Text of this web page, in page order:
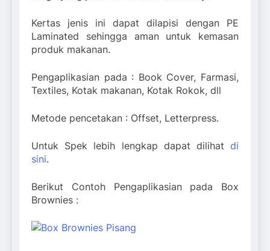
Kertas jenis ini dapat dilapisi dengan PE
Laminated sehingga aman untuk kemasan
produk makanan.
Pengaplikasian pada : Book Cover, Farmasi,
Textiles, Kotak makanan, Kotak Rokok, dll
Metode pencetakan : Offset, Letterpress.
Untuk Spek lebih lengkap dapat dilihat di
sini.
Berikut Contoh Pengaplikasian pada Box
Brownies :